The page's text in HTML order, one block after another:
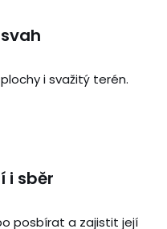
i svažitý terén.
i sběr
posbírat a zajistit její